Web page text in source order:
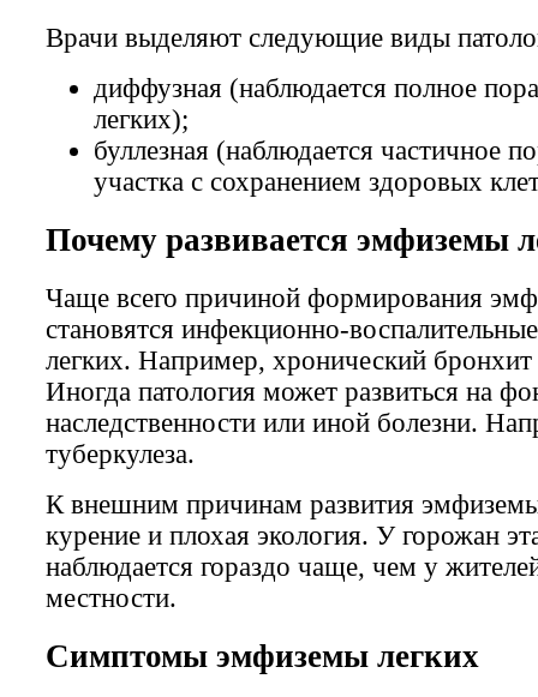
Врачи выделяют следующие виды
диффузная (наблюдается полное
легких);
буллезная (наблюдается частичное
участка с сохранением здоровых
Почему развивается эмфиземы
Чаще всего причиной формирования
становятся инфекционно-
легких. Например, хронический бронхит
Иногда патология может развиться на
наследственности или иной болезни.
туберкулеза.
К внешним причинам развития
курение и плохая экология. У горожан
наблюдается гораздо чаще, чем у
местности.
Симптомы эмфиземы легких